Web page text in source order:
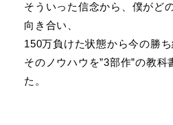
そういった信念から、僕がど
向き合い、
150万負けた状態から今の勝
そのノウハウを”3部作”の教科
た。